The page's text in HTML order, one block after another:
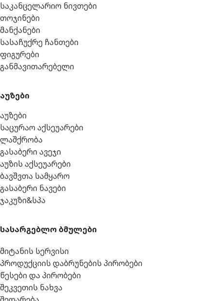
საკანცელარიო ნივთები
თოჯინები
მანქანები
სასაჩუქრე ჩანთები
ფიგურები
განმავითარებელი
აუზები
აუზები
საცურაო აქსეუარები
ლაშქრობა
გასაბერი ავეჯი
აუზის აქსეუარები
ბავშვთა სამყარო
გასაბერი ნავები
ჯაკუზი&სპა
სასარგებლო ბმულები
მიტანის სერვისი
პროდუქციის დაბრუნების პირობები
წესები და პირობები
შეკვეთის ნახვა